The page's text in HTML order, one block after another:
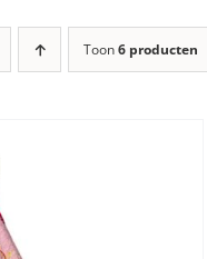
Toon6 producten